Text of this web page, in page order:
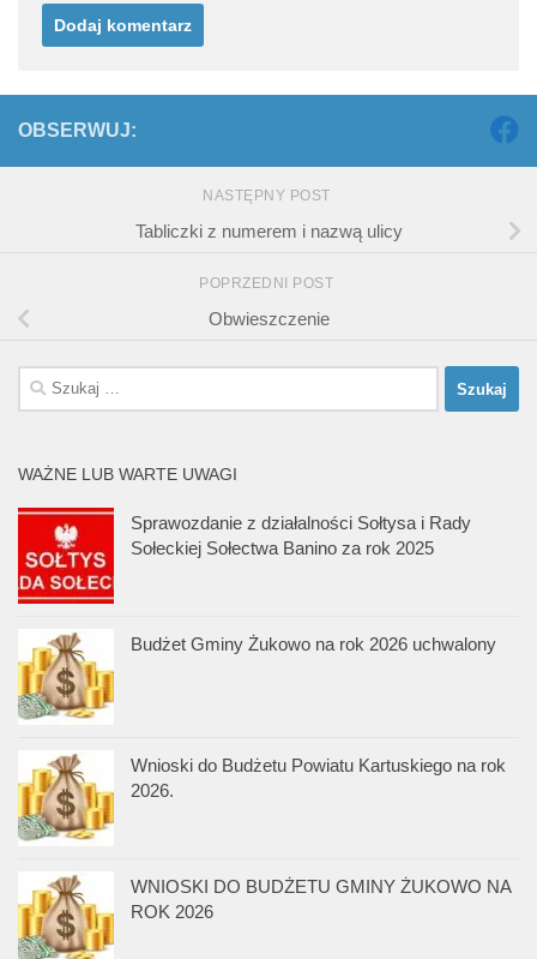
OBSERWUJ:
NASTĘPNY POST
Tabliczki z numerem i nazwą ulicy
POPRZEDNI POST
Obwieszczenie
Szukaj:
WAŻNE LUB WARTE UWAGI
Sprawozdanie z działalności Sołtysa i Rady
Sołeckiej Sołectwa Banino za rok 2025
Budżet Gminy Żukowo na rok 2026 uchwalony
Wnioski do Budżetu Powiatu Kartuskiego na rok
2026.
WNIOSKI DO BUDŻETU GMINY ŻUKOWO NA
ROK 2026